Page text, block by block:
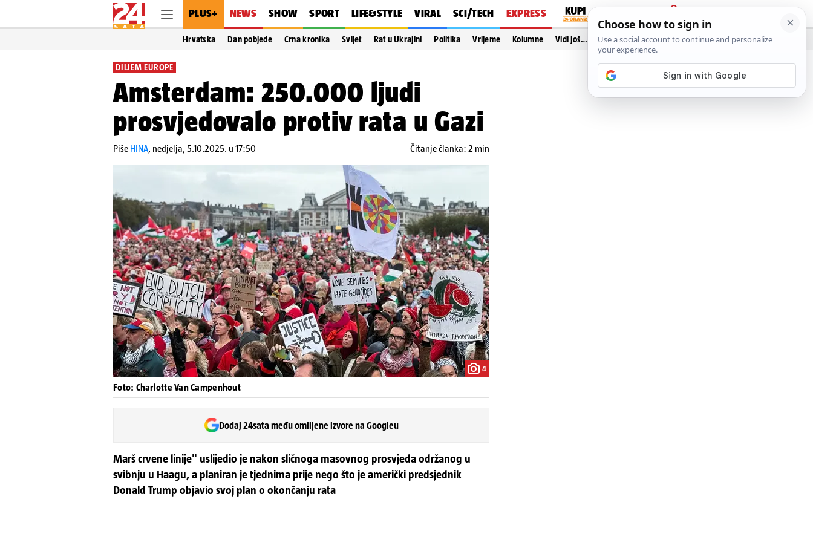
PLUS+ NEWS SHOW SPORT LIFE&STYLE VIRAL SCI/TECH EXPRESS
PRIJAVA
Hrvatska Dan pobjede Crna kronika Svijet Rat u Ukrajini Politika Vrijeme Kolumne Vidi još…
DILJEM EUROPE
Amsterdam: 250.000 ljudi
prosvjedovalo protiv rata u Gazi
Piše HINA, nedjelja, 5.10.2025. u 17:50 Čitanje članka: 2 min
4
Foto: Charlotte Van Campenhout
Dodaj 24sata među omiljene izvore na Googleu
Marš crvene linije" uslijedio je nakon sličnoga masovnog prosvjeda održanog u
svibnju u Haagu, a planiran je tjednima prije nego što je američki predsjednik
Donald Trump objavio svoj plan o okončanju rata